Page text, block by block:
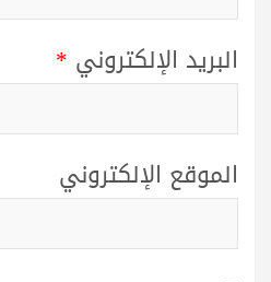
البريد الإلكتروني *
الموقع الإلكتروني